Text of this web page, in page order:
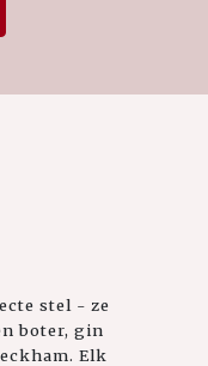
stel - ze
boter, gin
Elk